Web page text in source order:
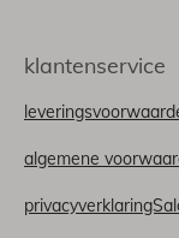
klantenservice
algemene